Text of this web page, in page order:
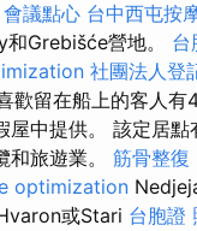
會議點心 台中西屯按
Grebišće營地。 台
社團法人登
歡留在船上的客人
屋中提供。 該定居點
和旅遊業。 筋骨整復
optimization
或Stari 台胞證